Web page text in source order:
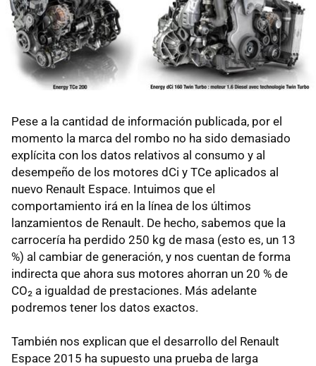
Pese a la cantidad de información publicada, por el
momento la marca del rombo no ha sido demasiado
explícita con los datos relativos al consumo y al
desempeño de los motores dCi y TCe aplicados al
nuevo Renault Espace. Intuimos que el
comportamiento irá en la línea de los últimos
lanzamientos de Renault. De hecho, sabemos que la
carrocería ha perdido 250 kg de masa (esto es, un 13
%) al cambiar de generación, y nos cuentan de forma
indirecta que ahora sus motores ahorran un 20 % de
CO₂ a igualdad de prestaciones. Más adelante
podremos tener los datos exactos.
También nos explican que el desarrollo del Renault
Espace 2015 ha supuesto una prueba de larga